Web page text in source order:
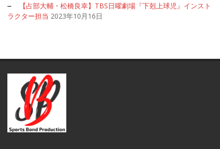
【占部大輔・松橋良幸】TBS日曜劇場『下剋上球児』インスト
ラクター担当 2023年10月16日